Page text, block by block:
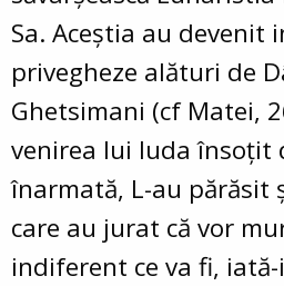
Sa. Aceştia au devenit
privegheze alături de
Ghetsimani (cf Matei,
venirea lui Iuda însoţit
înarmată, L-au părăsit
care au jurat că vor
indiferent ce va fi,